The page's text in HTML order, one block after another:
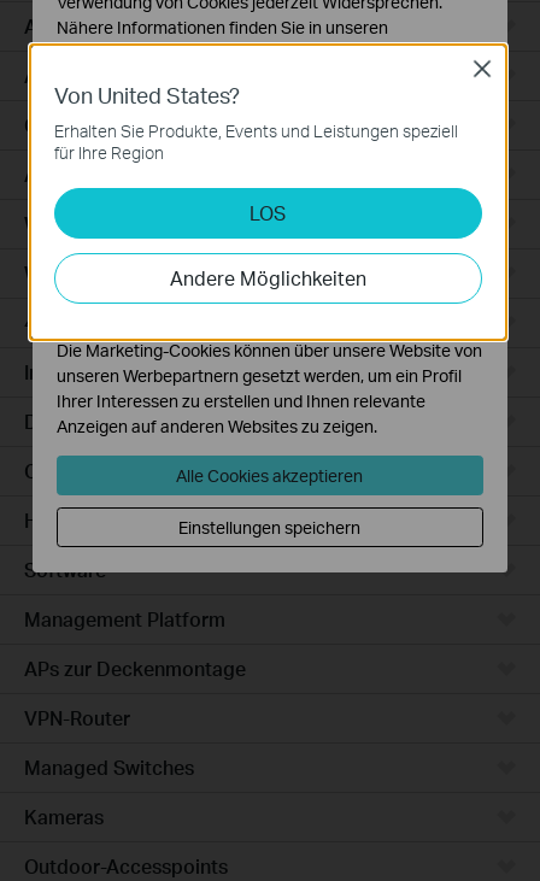
Access
Access Pro
GPON
Agile
Wired Gateways
WiFi Gateways
4G/5G WiFi Gateways
Integrated Gateways
DSL Gateways
Cloud-Based
Hardware
Software
Management Platform
APs zur Deckenmontage
VPN-Router
Managed Switches
Kameras
Outdoor-Accesspoints
Von United States?
Erhalten Sie Produkte, Events und Leistungen speziell
für Ihre Region
LOS
Andere Möglichkeiten
Close
Nähere Informationen finden Sie in unseren
Datenschutzhinweisen.
Notwendige Cookies
Diese Cookies sind zur Funktion der Website
erforderlich und können in Ihren Systemen nicht
Analyse- und Marketing-Cookies
Analyse-Cookies ermöglichen es uns, Ihre Aktivitäten
auf unserer Website zu analysieren, um die
Funktionsweise unserer Website zu verbessern und
Die Marketing-Cookies können über unsere Website von
unseren Werbepartnern gesetzt werden, um ein Profil
Ihrer Interessen zu erstellen und Ihnen relevante
Anzeigen auf anderen Websites zu zeigen.
Alle Cookies akzeptieren
Einstellungen speichern